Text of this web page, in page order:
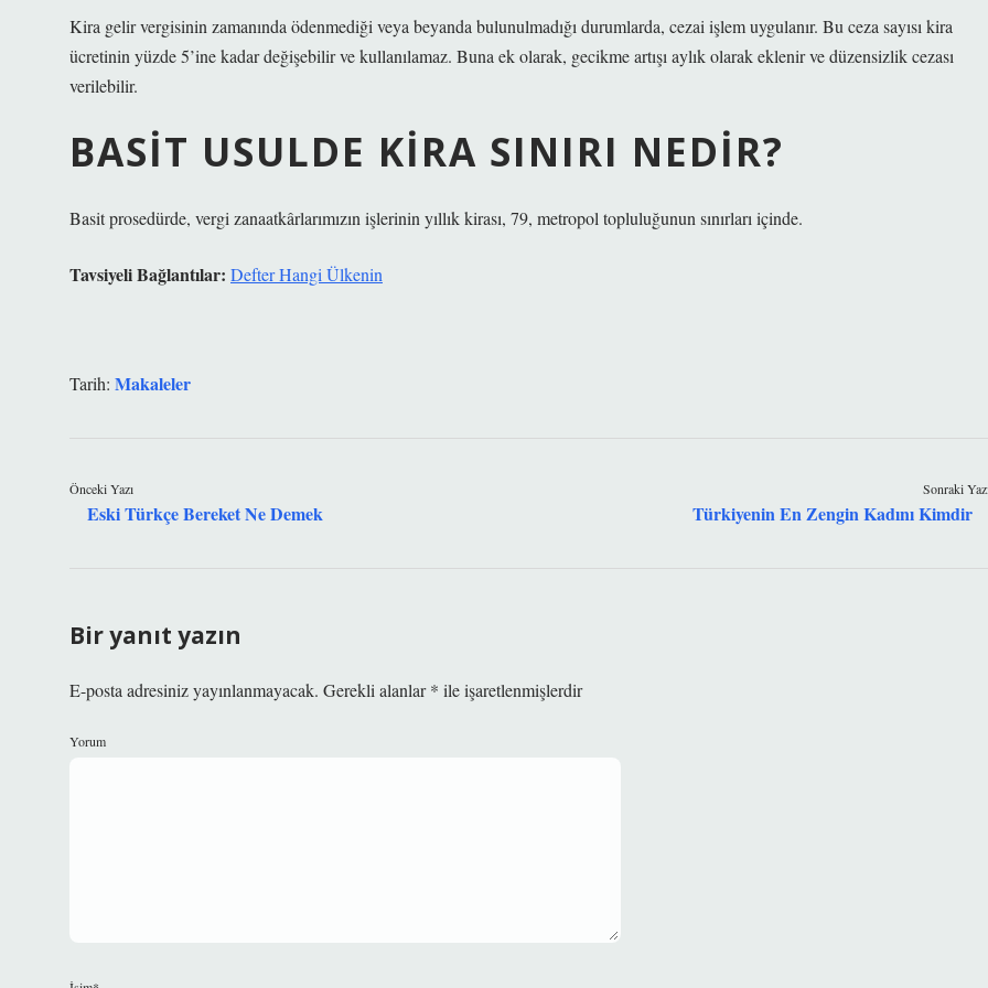
Kira gelir vergisinin zamanında ödenmediği veya beyanda bulunulmadığı durumlarda, cezai işlem uygulanır. Bu ceza sayısı kira
ücretinin yüzde 5’ine kadar değişebilir ve kullanılamaz. Buna ek olarak, gecikme artışı aylık olarak eklenir ve düzensizlik cezası
verilebilir.
BASIT USULDE KIRA SINIRI NEDIR?
Basit prosedürde, vergi zanaatkârlarımızın işlerinin yıllık kirası, 79, metropol topluluğunun sınırları içinde.
Tavsiyeli Bağlantılar: Defter Hangi Ülkenin
Tarih: Makaleler
Önceki Yazı
Eski Türkçe Bereket Ne Demek
Sonraki
Türkiyenin En Zengin Kadını Kimdir
Bir yanıt yazın
E-posta adresiniz yayınlanmayacak. Gerekli alanlar* ile işaretlenmişlerdir
Yorum